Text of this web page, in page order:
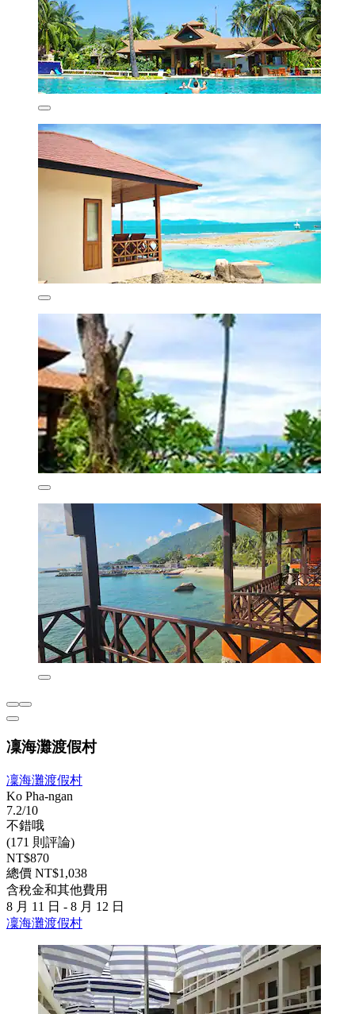
凜海灘渡假村
凜海灘渡假村
Ko Pha-ngan
7.2/10
不錯哦
(171 則評論)
NT$870
總價 NT$1,038
含稅金和其他費用
8 月 11 日 - 8 月 12 日
凜海灘渡假村